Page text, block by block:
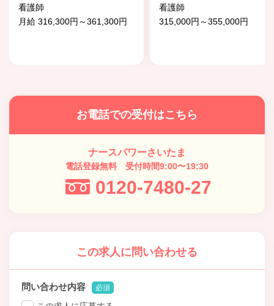
看護師
月給 316,300円～361,300円
看護師
315,000円～355,000円
お電話での受付はこちら
ナースパワーさいたま
電話登録無料 受付時間9:00〜19:30
0120-7480-27
この求人に問い合わせる
問い合わせ内容 必須